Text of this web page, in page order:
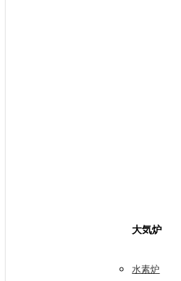
大気炉
水素炉